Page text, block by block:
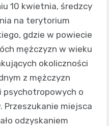
10 kwietnia, średzcy
na terytorium
gdzie w powiecie
mężczyzn w wieku
okoliczności
z mężczyzn
psychotropowych o
Przeszukanie miejsca
odzyskaniem